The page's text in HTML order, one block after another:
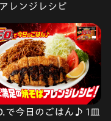
レンジレシピ
で今日のごはん♪ 1皿